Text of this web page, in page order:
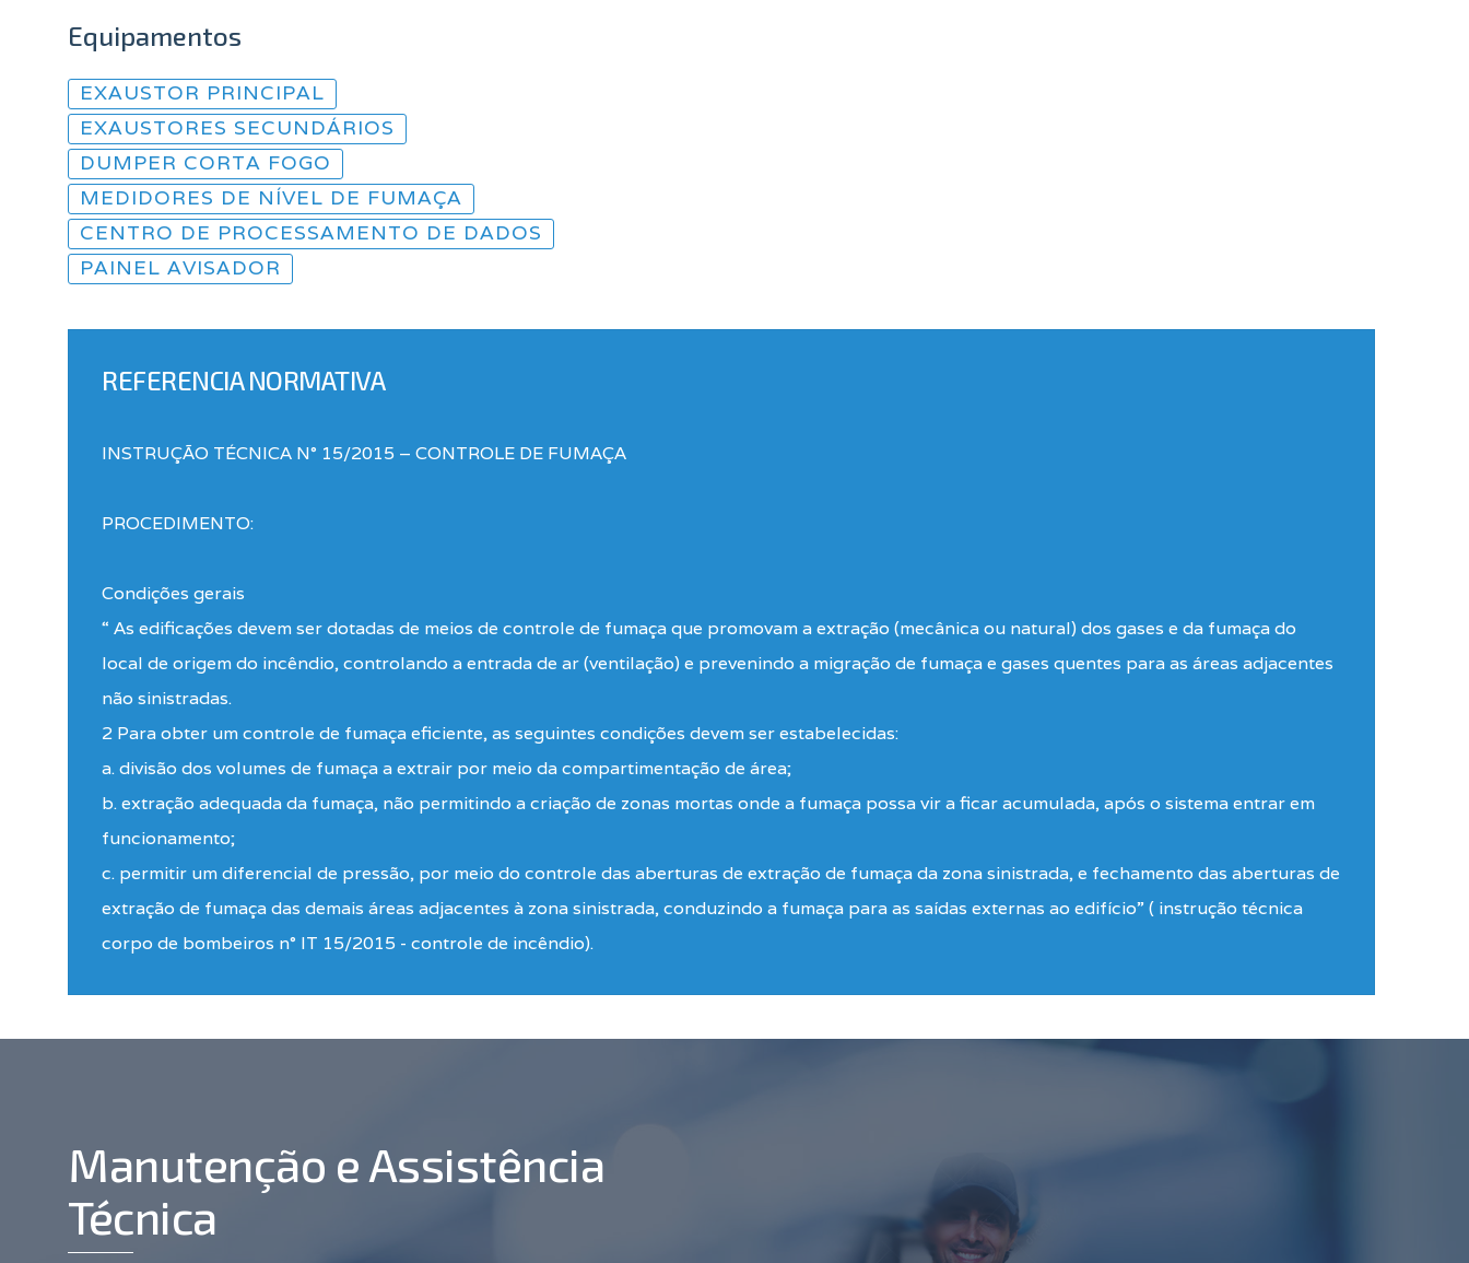
Equipamentos
EXAUSTOR PRINCIPAL
EXAUSTORES SECUNDÁRIOS
DUMPER CORTA FOGO
MEDIDORES DE NÍVEL DE FUMAÇA
CENTRO DE PROCESSAMENTO DE DADOS
PAINEL AVISADOR
REFERENCIA NORMATIVA
INSTRUÇÃO TÉCNICA N° 15/2015 – CONTROLE DE FUMAÇA
PROCEDIMENTO:
Condições gerais
“ As edificações devem ser dotadas de meios de controle de fumaça que promovam a extração (mecânica ou natural) dos gases e da fumaça do
local de origem do incêndio, controlando a entrada de ar (ventilação) e prevenindo a migração de fumaça e gases quentes para as áreas adjacentes
não sinistradas.
2 Para obter um controle de fumaça eficiente, as seguintes condições devem ser estabelecidas:
a. divisão dos volumes de fumaça a extrair por meio da compartimentação de área;
b. extração adequada da fumaça, não permitindo a criação de zonas mortas onde a fumaça possa vir a ficar acumulada, após o sistema entrar em
funcionamento;
c. permitir um diferencial de pressão, por meio do controle das aberturas de extração de fumaça da zona sinistrada, e fechamento das aberturas de
extração de fumaça das demais áreas adjacentes à zona sinistrada, conduzindo a fumaça para as saídas externas ao edifício” ( instrução técnica
corpo de bombeiros n° IT 15/2015 - controle de incêndio).
Manutenção e Assistência
Técnica